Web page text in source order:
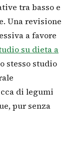
tra basso e
Una revisione
a favore
su dieta a
stesso studio
di legumi
pur senza